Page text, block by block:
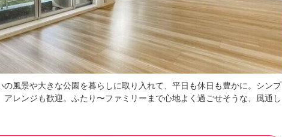
風景や大きな公園を暮らしに取り入れて、平日も休日も豊かに。シンプ
アレンジも歓迎。ふたり〜ファミリーまで心地よく過ごせそうな、風通し